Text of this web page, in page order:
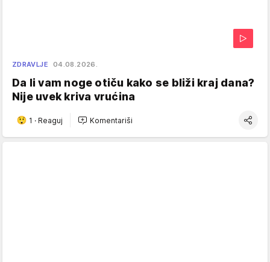
ZDRAVLJE 04.08.2026.
Da li vam noge otiču kako se bliži kraj dana?
Nije uvek kriva vrućina
1 · Reaguj Komentariši